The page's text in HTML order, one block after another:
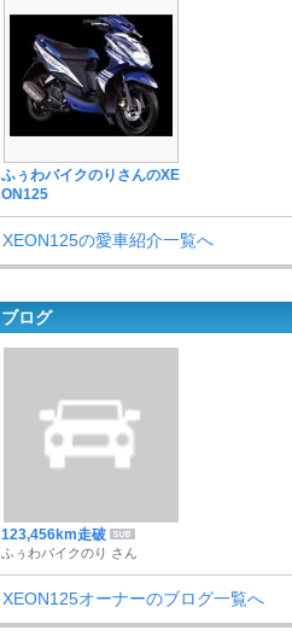
ふぅわバイクのりさんのXE
ON125
XEON125の愛車紹介一覧へ
ブログ
123,456km走破
ふぅわバイクのり さん
XEON125オーナーのブログ一覧へ